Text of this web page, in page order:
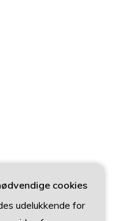
cookies
udelukkende for